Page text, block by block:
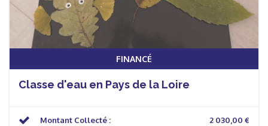
FINANCÉ
Classe d'eau en Pays de la Loire
Montant Collecté : 2 030,00 €